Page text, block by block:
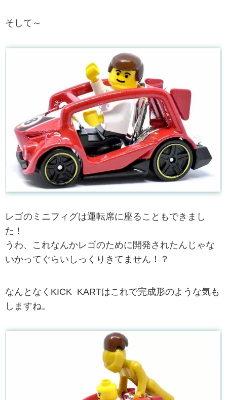
そして～
レゴのミニフィグは運転席に座ることもできまし
た！
うわ、これなんかレゴのために開発されたんじゃな
いかってぐらいしっくりきてません！？
なんとなくKICK KARTはこれで完成形のような気も
しますね。